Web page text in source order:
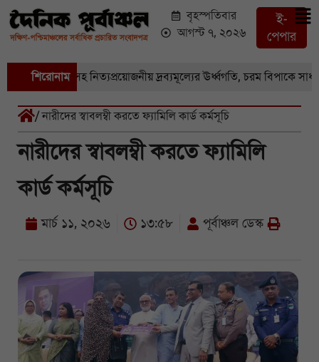
বৃহস্পতিবার
আগস্ট ৭, ২০২৬
ই-
পেপার
শিরোনাম
সবজি-সহ নিত্যপ্রয়োজনীয় দ্রব্যমূল্যের ঊর্ধ্বগতি, চরম বিপাকে সাধারণ
/ নারীদের স্বাবলম্বী করতে ফ্যামিলি কার্ড কর্মসূচি
নারীদের স্বাবলম্বী করতে ফ্যামিলি
কার্ড কর্মসূচি
মার্চ ১১, ২০২৬ ১৩:৫৮ পূর্বাঞ্চল ডেস্ক